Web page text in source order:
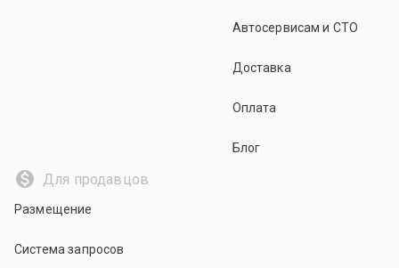
Автосервисам и СТО
Доставка
Оплата
Блог
Для продавцов
Размещение
Система запросов